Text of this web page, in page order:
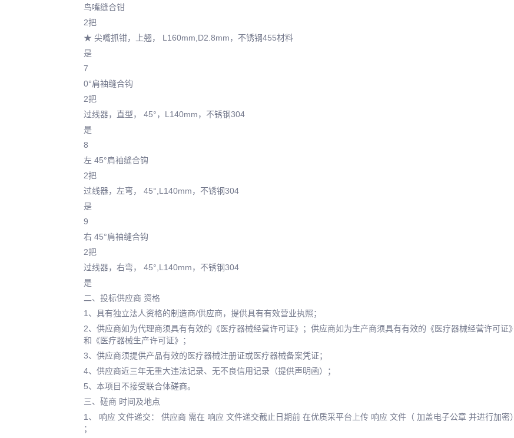
鸟嘴缝合钳
2把
★ 尖嘴抓钳，上翘， L160mm,D2.8mm，不锈钢455材料
是
7
0°肩袖缝合钩
2把
过线器，直型， 45°，L140mm，不锈钢304
是
8
左 45°肩袖缝合钩
2把
过线器，左弯， 45°,L140mm，不锈钢304
是
9
右 45°肩袖缝合钩
2把
过线器，右弯， 45°,L140mm，不锈钢304
是
二、投标供应商 资格
1、具有独立法人资格的制造商/供应商，提供具有有效营业执照；
2、供应商如为代理商须具有有效的《医疗器械经营许可证》；供应商如为生产商须具有有效的《医疗器械经营许可证》
和《医疗器械生产许可证》；
3、供应商须提供产品有效的医疗器械注册证或医疗器械备案凭证；
4、供应商近三年无重大违法记录、无不良信用记录（提供声明函）；
5、本项目不接受联合体磋商。
三、磋商 时间及地点
1、 响应 文件递交： 供应商 需在 响应 文件递交截止日期前 在优质采平台上传 响应 文件（ 加盖电子公章 并进行加密）
；